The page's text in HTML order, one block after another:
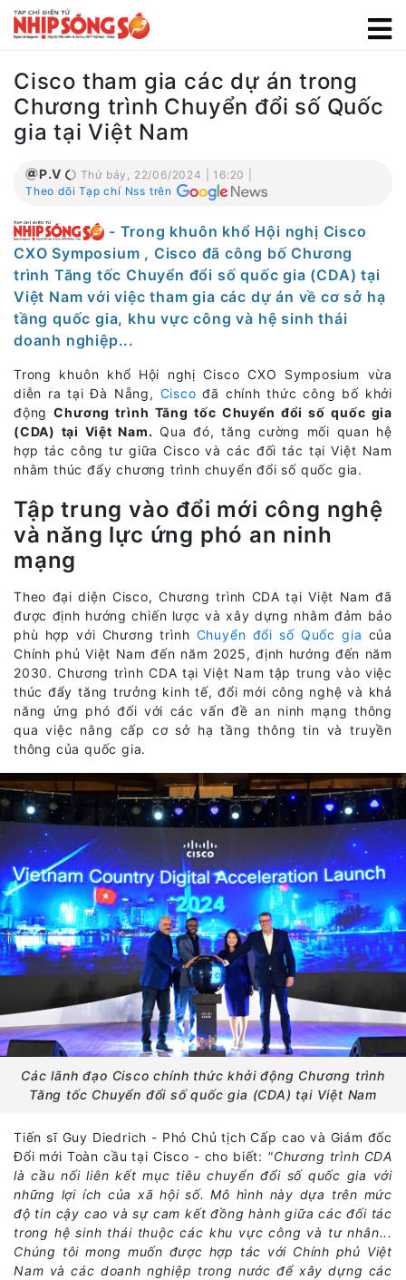
Cisco tham gia các dự án trong
Chương trình Chuyển đổi số Quốc
gia tại Việt Nam
P.V
Thứ bảy, 22/06/2024 | 16:20 |
Theo dõi Tạp chí Nss trên
- Trong khuôn khổ Hội nghị Cisco
CXO Symposium , Cisco đã công bố Chương
trình Tăng tốc Chuyển đổi số quốc gia (CDA) tại
Việt Nam với việc tham gia các dự án về cơ sở hạ
tầng quốc gia, khu vực công và hệ sinh thái
doanh nghiệp...
Trong khuôn khổ Hội nghị Cisco CXO Symposium vừa
diễn ra tại Đà Nẵng, Cisco đã chính thức công bố khởi
độngChương trình Tăng tốc Chuyển đổi số quốc gia
(CDA) tại Việt Nam. Qua đó, tăng cường mối quan hệ
hợp tác công tư giữa Cisco và các đối tác tại Việt Nam
nhằm thúc đẩy chương trình chuyển đổi số quốc gia.
Tập trung vào đổi mới công nghệ
và năng lực ứng phó an ninh
mạng
Theo đại diện Cisco, Chương trình CDA tại Việt Nam đã
được định hướng chiến lược và xây dựng nhằm đảm bảo
phù hợp với Chương trình Chuyển đổi số Quốc gia của
Chính phủ Việt Nam đến năm 2025, định hướng đến năm
2030. Chương trình CDA tại Việt Nam tập trung vào việc
thúc đẩy tăng trưởng kinh tế, đổi mới công nghệ và khả
năng ứng phó đối với các vấn đề an ninh mạng thông
qua việc nâng cấp cơ sở hạ tầng thông tin và truyền
thông của quốc gia.
Các lãnh đạo Cisco chính thức khởi động Chương trình
Tăng tốc Chuyển đổi số quốc gia (CDA) tại Việt Nam
Tiến sĩ Guy Diedrich - Phó Chủ tịch Cấp cao và Giám đốc
Đổi mới Toàn cầu tại Cisco - cho biết: "Chương trình CDA
là cầu nối liên kết mục tiêu chuyển đổi số quốc gia với
những lợi ích của xã hội số. Mô hình này dựa trên mức
độ tin cậy cao và sự cam kết đồng hành giữa các đối tác
trong hệ sinh thái thuộc các khu vực công và tư nhân...
Chúng tôi mong muốn được hợp tác với Chính phủ Việt
Nam và các doanh nghiệp trong nước để xây dựng các